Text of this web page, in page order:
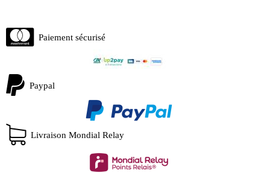
Paiement sécurisé
Paypal
Livraison Mondial Relay